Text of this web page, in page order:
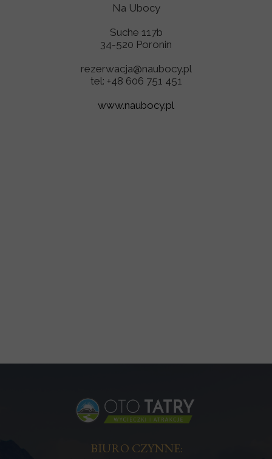
Na Ubocy
Suche 117b
34-520 Poronin
rezerwacja@naubocy.pl
tel: +48 606 751 451
www.naubocy.pl
BIURO CZYNNE: